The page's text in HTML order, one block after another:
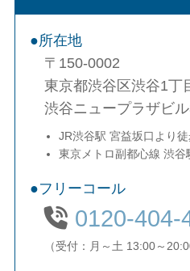
所在地
〒150-0002
東京都渋谷区渋谷1丁
渋谷ニュープラザビ
JR渋谷駅 宮益坂口より
東京メトロ副都心線 渋
フリーコール
0120-404-
（受付：月～土 13:00～